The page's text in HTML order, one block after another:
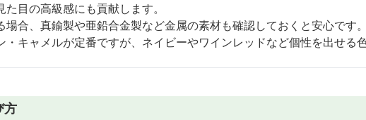
目の高級感にも貢献します。
合、真鍮製や亜鉛合金製など金属の素材も確認しておくと安心です。
・キャメルが定番ですが、ネイビーやワインレッドなど個性を出せる
方